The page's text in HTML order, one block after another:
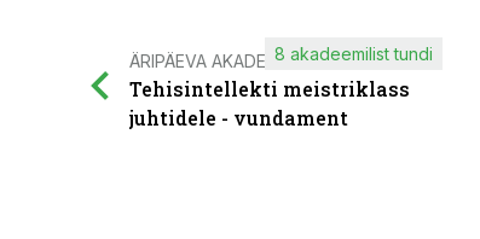
ÄRIPÄEVA AKADEEMIA
Tehisintellekti meistriklass
juhtidele - vundament
8 akadeemilist tundi